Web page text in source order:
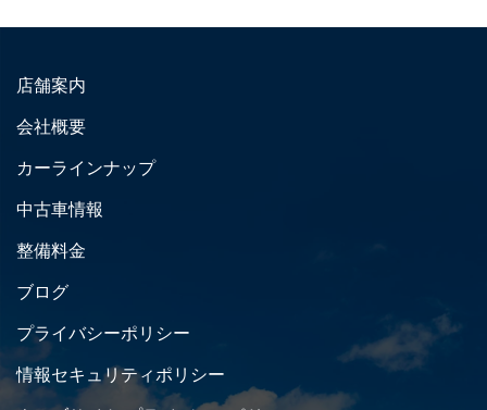
店舗案内
会社概要
カーラインナップ
中古車情報
整備料金
ブログ
プライバシーポリシー
情報セキュリティポリシー